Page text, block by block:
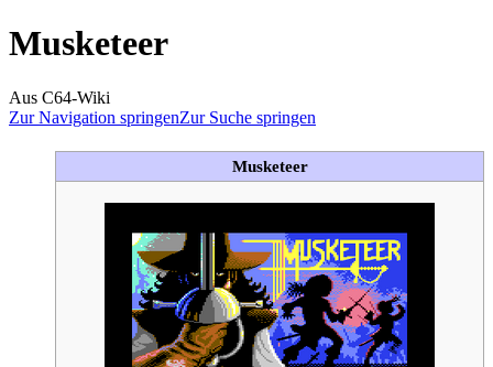
Musketeer
Aus C64-Wiki
Zur Navigation springenZur Suche springen
Musketeer